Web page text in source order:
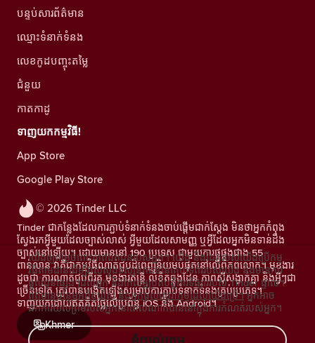
© 2026 Tinder LLC
Tinder ជាកន្លែងដែលការភ្ជាប់ទំនាក់ទំនងចាប់ផ្តើមជាក់ស្តែង មិនថាអ្នកកំពុង
ស្វែងរកអ្វីមួយដែលច្បាស់លាស់ អ្វីមួយដែលសាមញ្ញ ឬអ្វីដែលអ្នកមិនទាន់ដឹង
ច្បាស់នៅឡើយ។ ដោយមាននៅ 190 ប្រទេស ជាមួយការផ្គូផ្គងជាង 55
ពាន់លាន វាគឺជាកម្មវិធីណាត់ជួបដ៏ពេញនិយមបំផុតនៅលើពិភពលោក។ មុខងារ
ដូចជា ការណាត់ជួបពីរគូ មុខងារតន្រ្តី លិខិតឆ្លងដែន ភាពស៊ីសង្វាក់គ្នា និងអ្វីៗជា
ច្រើនទៀត ត្រូវបានបង្កើតឡើងសម្រាប់ការភ្ជាប់ទំនាក់ទំនងគ្រប់ប្រភេទ។
ទាញយកដោយឥតគិតថ្លៃលើប្រព័ន្ធ iOS និង Android។
Khmer
បន្ទប់សារព័ត៌មាន
ឈ្មោះទំនាក់ទំនង
លេខកូដបញ្ចុះតម្លៃ
ជំនួយ
កាតកាដូ
ទាញយកកម្មវិធី!
App Store
Google Play Store
យើងឲ្យតម្លៃចំពោះភាពឯកជនរបស់អ្នក។ យើង និងដៃគូរបស់យើងប្រើកម្ម
វិធីតាមដានដើម្បីវាស់ស្ទង់ទស្សនិកជននៃគេហទំព័ររបស់យើង និងមានការ
ផ្តល់ជូនផ្សេងៗដល់អ្នក និងកែលម្អប្រតិបត្តិការទីផ្សាររបស់ Tinder ផ្ទាល់។
ព័ត៌មានបន្ថែមអំពីខូឃីស៍ និងអ្នកផ្តល់សេវាកម្មដែលយើងប្រើ។ អ្នកអាច
ដកការយល់ព្រមរបស់អ្នកនៅពេលណាក៏បាននៅក្នុងការកំណត់របស់អ្នក។